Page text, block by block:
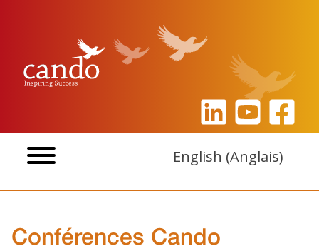
English (Anglais)
Conférences Cando